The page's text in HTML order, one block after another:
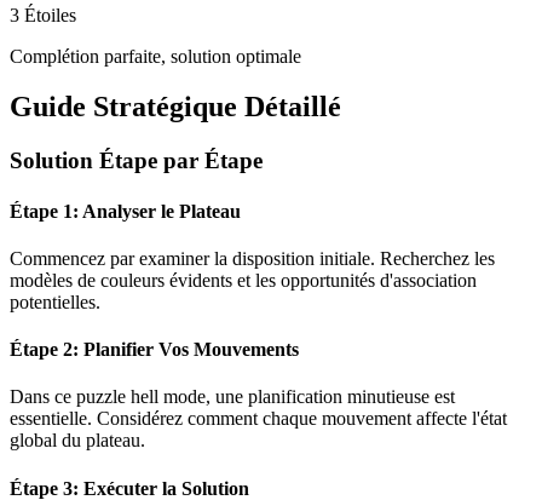
3 Étoiles
Complétion parfaite, solution optimale
Guide Stratégique Détaillé
Solution Étape par Étape
Étape 1: Analyser le Plateau
Commencez par examiner la disposition initiale. Recherchez les
modèles de couleurs évidents et les opportunités d'association
potentielles.
Étape 2: Planifier Vos Mouvements
Dans ce puzzle hell mode, une planification minutieuse est
essentielle. Considérez comment chaque mouvement affecte l'état
global du plateau.
Étape 3: Exécuter la Solution